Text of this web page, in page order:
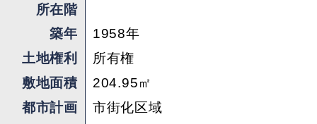
所在階
築年
1958年
土地権利
所有権
敷地面積
204.95㎡
都市計画
市街化区域